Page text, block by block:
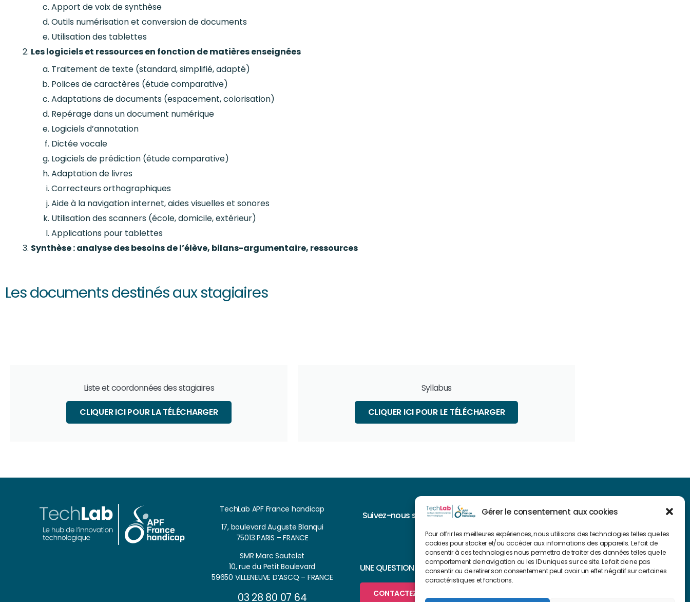
Gérer le consentement aux cookies
Pour offrir les meilleures expériences, nous utilisons des technologies telles que les
cookies pour stocker et/ou accéder aux informations des appareils. Le fait de
consentir à ces technologies nous permettra de traiter des données telles que le
comportement de navigation ou les ID uniques sur ce site. Le fait de ne pas
consentir ou de retirer son consentement peut avoir un effet négatif sur certaines
caractéristiques et fonctions.
Apport de voix de synthèse
Outils numérisation et conversion de documents
Utilisation des tablettes
Les logiciels et ressources en fonction de matières enseignées
Traitement de texte (standard, simplifié, adapté)
Polices de caractères (étude comparative)
Adaptations de documents (espacement, colorisation)
Repérage dans un document numérique
Logiciels d’annotation
Dictée vocale
Logiciels de prédiction (étude comparative)
Adaptation de livres
Correcteurs orthographiques
Aide à la navigation internet, aides visuelles et sonores
Utilisation des scanners (école, domicile, extérieur)
Applications pour tablettes
Synthèse : analyse des besoins de l’élève, bilans-argumentaire, ressources
Les documents destinés aux stagiaires
Liste et coordonnées des stagiaires
CLIQUER ICI POUR LA TÉLÉCHARGER
Syllabus
CLIQUER ICI POUR LE TÉLÉCHARGER
TechLab APF France handicap
17, boulevard Auguste Blanqui
75013 PARIS – FRANCE
SMR Marc Sautelet
10, rue du Petit Boulevard
59650 VILLENEUVE D’ASCQ – FRANCE
03 28 80 07 64
Suivez-nous sur
UNE QUESTION ?
CONTACTEZ-NOUS
NAVIGUER SUR NOTRE SITE
FAIRE UN DON